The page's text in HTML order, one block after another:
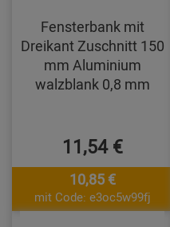
Fensterbank mit
Dreikant Zuschnitt 150
mm Aluminium
walzblank 0,8 mm
11,54 €
10,85 €
mit Code: e3oc5w99fj